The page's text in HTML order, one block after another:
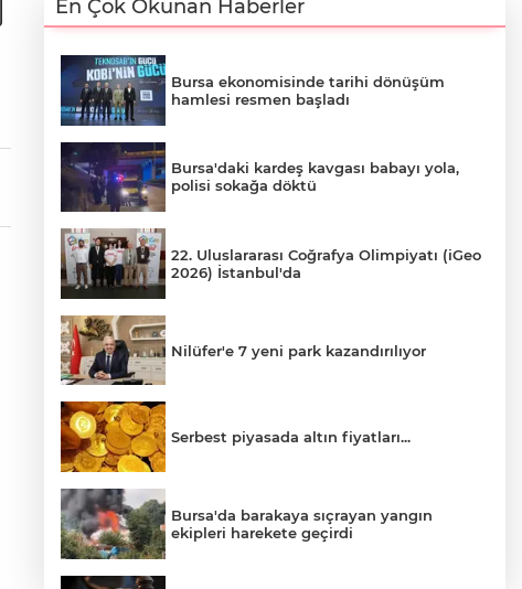
En Çok Okunan Haberler
Bursa ekonomisinde tarihi dönüşüm
hamlesi resmen başladı
Bursa'daki kardeş kavgası babayı yola,
polisi sokağa döktü
22. Uluslararası Coğrafya Olimpiyatı (iGeo
2026) İstanbul'da
Nilüfer'e 7 yeni park kazandırılıyor
Serbest piyasada altın fiyatları...
Bursa'da barakaya sıçrayan yangın
ekipleri harekete geçirdi